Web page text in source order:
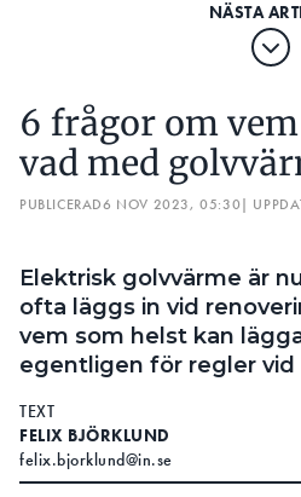
6 frågor om
vad med
PUBLICERAD6 NOV 2023, 05:30|
Elektrisk golvvärme är
ofta läggs in vid
vem som helst kan
egentligen för regler vid
TEXT
FELIX BJÖRKLUND
felix.bjorklund@in.se